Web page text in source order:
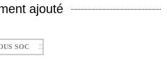
ajouté
SOC Ξ